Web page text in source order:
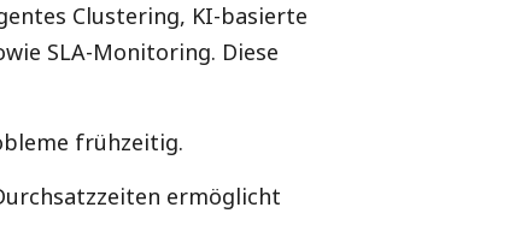
Clustering, KI-basierte
SLA-Monitoring. Diese
frühzeitig.
ermöglicht